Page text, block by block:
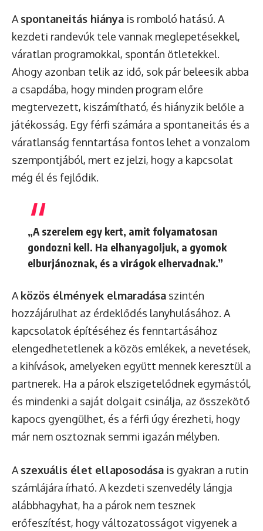
A spontaneitás hiánya is romboló hatású. A
kezdeti randevúk tele vannak meglepetésekkel,
váratlan programokkal, spontán ötletekkel.
Ahogy azonban telik az idő, sok pár beleesik abba
a csapdába, hogy minden program előre
megtervezett, kiszámítható, és hiányzik belőle a
játékosság. Egy férfi számára a spontaneitás és a
váratlanság fenntartása fontos lehet a vonzalom
szempontjából, mert ez jelzi, hogy a kapcsolat
még él és fejlődik.
„A szerelem egy kert, amit folyamatosan
gondozni kell. Ha elhanyagoljuk, a gyomok
elburjánoznak, és a virágok elhervadnak.”
A közös élmények elmaradása szintén
hozzájárulhat az érdeklődés lanyhulásához. A
kapcsolatok építéséhez és fenntartásához
elengedhetetlenek a közös emlékek, a nevetések,
a kihívások, amelyeken együtt mennek keresztül a
partnerek. Ha a párok elszigetelődnek egymástól,
és mindenki a saját dolgait csinálja, az összekötő
kapocs gyengülhet, és a férfi úgy érezheti, hogy
már nem osztoznak semmi igazán mélyben.
A szexuális élet ellaposodása is gyakran a rutin
számlájára írható. A kezdeti szenvedély lángja
alábbhagyhat, ha a párok nem tesznek
erőfeszítést, hogy változatosságot vigyenek a